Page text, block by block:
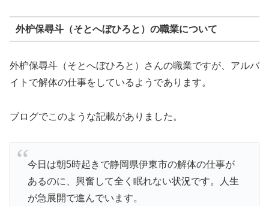
外枦保尋斗（そとへぼひろと）の職業について
外枦保尋斗（そとへぼひろと）さんの職業ですが、アルバ
イトで解体の仕事をしているようであります。
ブログでこのような記載がありました。
今日は朝5時起きで静岡県伊東市の解体の仕事が
あるのに、興奮して全く眠れない状況です。人生
が急展開で進んでいます。